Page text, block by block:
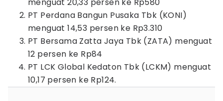
PT Perdana Bangun Pusaka Tbk (KONI)
menguat 14,53 persen ke Rp3.310
PT Bersama Zatta Jaya Tbk (ZATA) menguat
12 persen ke Rp84
PT LCK Global Kedaton Tbk (LCKM) menguat
10,17 persen ke Rp124.